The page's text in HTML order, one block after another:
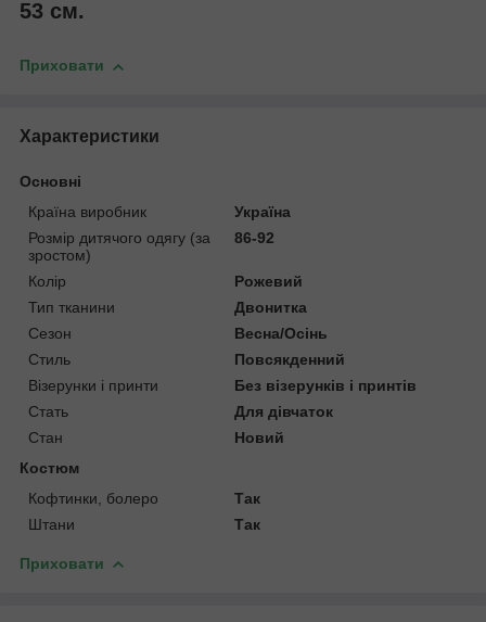
53 см.
Приховати
Характеристики
Основні
Країна виробник
Україна
Розмір дитячого одягу (за
зростом)
86-92
Колір
Рожевий
Тип тканини
Двонитка
Сезон
Весна/Осінь
Стиль
Повсякденний
Візерунки і принти
Без візерунків і принтів
Стать
Для дівчаток
Стан
Новий
Костюм
Кофтинки, болеро
Так
Штани
Так
Приховати